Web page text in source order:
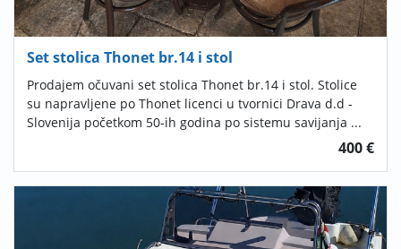
Set stolica Thonet br.14 i stol
Prodajem očuvani set stolica Thonet br.14 i stol. Stolice
su napravljene po Thonet licenci u tvornici Drava d.d -
Slovenija početkom 50-ih godina po sistemu savijanja ...
400 €